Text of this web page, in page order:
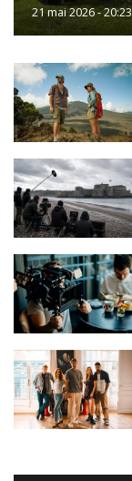
21 mai 2026 - 20:23